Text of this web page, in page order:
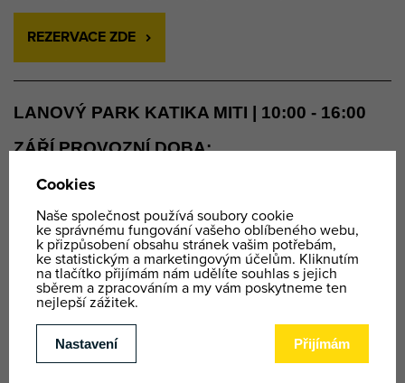
REZERVACE ZDE
LANOVÝ PARK KATIKA MITI | 10:00 - 16:00
ZÁŘÍ PROVOZNÍ DOBA:
1.9. - 14.9.2025 OTEVŘENO DENNĚ
14.9 - 19.9.2025 ZAVŘENO
20.9. - 21.9.2025 OTEVŘENO
22.9. - 26.9.2025 ZAVŘENO
Lanový park KATIKA MITI
Safari parku Dvůr